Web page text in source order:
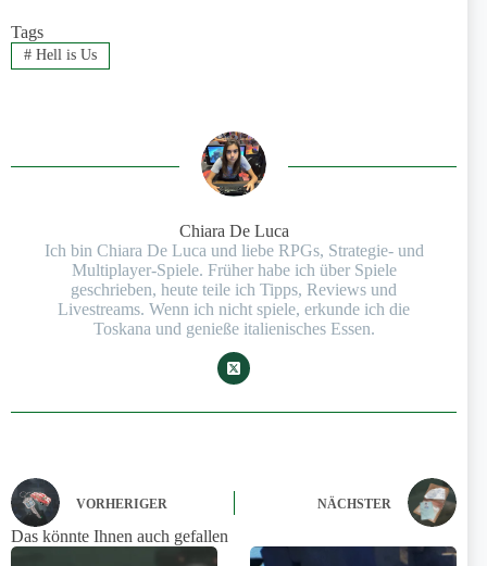
Tags
#Hell is Us
Chiara De Luca
Ich bin Chiara De Luca und liebe RPGs, Strategie- und
Multiplayer-Spiele. Früher habe ich über Spiele
geschrieben, heute teile ich Tipps, Reviews und
Livestreams. Wenn ich nicht spiele, erkunde ich die
Toskana und genieße italienisches Essen.
VORHERIGER NÄCHSTER
Das könnte Ihnen auch gefallen